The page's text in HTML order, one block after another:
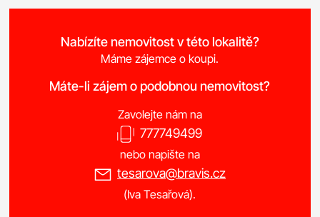
Nabízíte nemovitost v této lokalitě?
Máme zájemce o koupi.
Máte-li zájem o podobnou nemovitost?
Zavolejte nám na
777749499
nebo napište na
tesarova@bravis.cz
(Iva Tesařová).